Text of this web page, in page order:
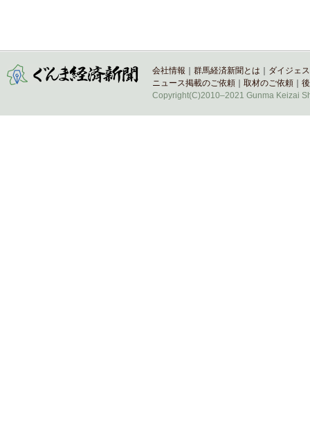
会社情報 群馬経済新聞とは
ダイジェ
ニュース掲載のご依頼
取材のご依頼
Copyright(C)2010–2021 Gunma Keizai